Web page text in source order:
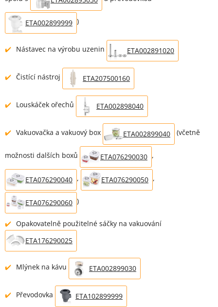
ETA002899999 )
Nástavec na výrobu uzenin ETA002891020
Čistící nástroj ETA207500160
Louskáček ořechů ETA002898040
Vakuovačka a vakuový box ETA002899040 (včetně
možnosti dalších boxů ETA076290030 ,
ETA076290040 , ETA076290050 ,
ETA076290060 )
Opakovatelně použitelné sáčky na vakuování
ETA176290025
Mlýnek na kávu ETA002899030
Převodovka ETA102899999